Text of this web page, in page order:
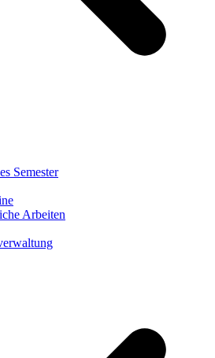
Semester
Arbeiten